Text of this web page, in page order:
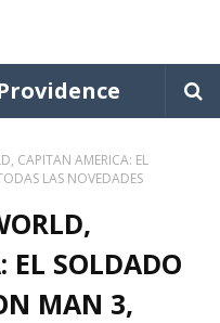
CAPITAN AMERICA: EL
LAS NOVEDADES
EL SOLDADO
MAN 3,